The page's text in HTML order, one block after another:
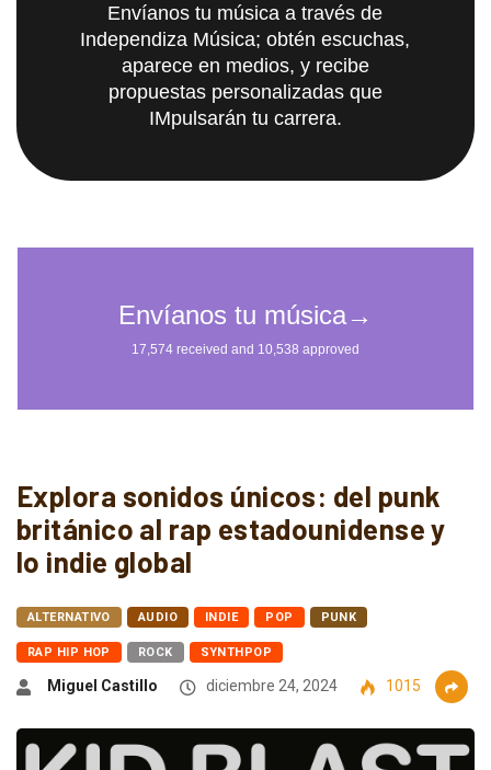
Envíanos tu música a través de
Independiza Música; obtén escuchas,
aparece en medios, y recibe
propuestas personalizadas que
IMpulsarán tu carrera.
Explora sonidos únicos: del punk
británico al rap estadounidense y
lo indie global
ALTERNATIVO AUDIO INDIE POP PUNK
RAP HIP HOP ROCK SYNTHPOP
Miguel Castillo diciembre 24, 2024 1015